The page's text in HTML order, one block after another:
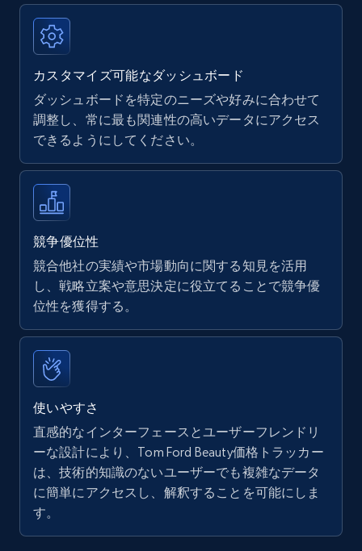
Author name, Asin, and more.
7.4K+ 870+ 今すぐ始める
Specifications, Image urls, Top reviews, and
more.
5.6K+ 875+ 今すぐ始める
Walmart - products - Find new products by
using specific category URL
URL, Final price, Sku, Currency, Gtin,
Specifications, Image urls, Top reviews, and
more.
5.6K+ 875+ 今すぐ始める
Walmart - products - Collects products by
カスタマイズ可能なダッシュボード
ダッシュボードを特定のニーズや好みに合わせて
調整し、常に最も関連性の高いデータにアクセス
できるようにしてください。
競争優位性
競合他社の実績や市場動向に関する知見を活用
し、戦略立案や意思決定に役立てることで競争優
位性を獲得する。
使いやすさ
直感的なインターフェースとユーザーフレンドリ
ーな設計により、Tom Ford Beauty価格トラッカー
は、技術的知識のないユーザーでも複雑なデータ
に簡単にアクセスし、解釈することを可能にしま
す。